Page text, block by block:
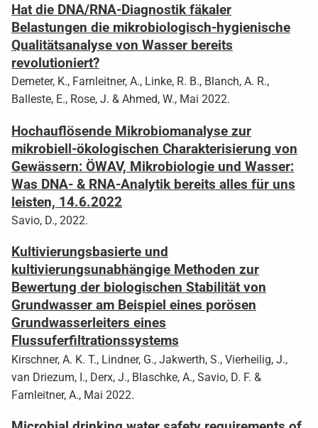
Hat die DNA/RNA-Diagnostik fäkaler
Belastungen die mikrobiologisch-hygienische
Qualitätsanalyse von Wasser bereits
revolutioniert?
Demeter, K., Farnleitner, A., Linke, R. B., Blanch, A. R.,
Balleste, E., Rose, J. & Ahmed, W., Mai 2022.
Hochauflösende Mikrobiomanalyse zur
mikrobiell-ökologischen Charakterisierung von
Gewässern: ÖWAV, Mikrobiologie und Wasser:
Was DNA- & RNA-Analytik bereits alles für uns
leisten, 14.6.2022
Savio, D., 2022.
Kultivierungsbasierte und
kultivierungsunabhängige Methoden zur
Bewertung der biologischen Stabilität von
Grundwasser am Beispiel eines porösen
Grundwasserleiters eines
Flussuferfiltrationssystems
Kirschner, A. K. T., Lindner, G., Jakwerth, S., Vierheilig, J.,
van Driezum, I., Derx, J., Blaschke, A., Savio, D. F. &
Farnleitner, A., Mai 2022.